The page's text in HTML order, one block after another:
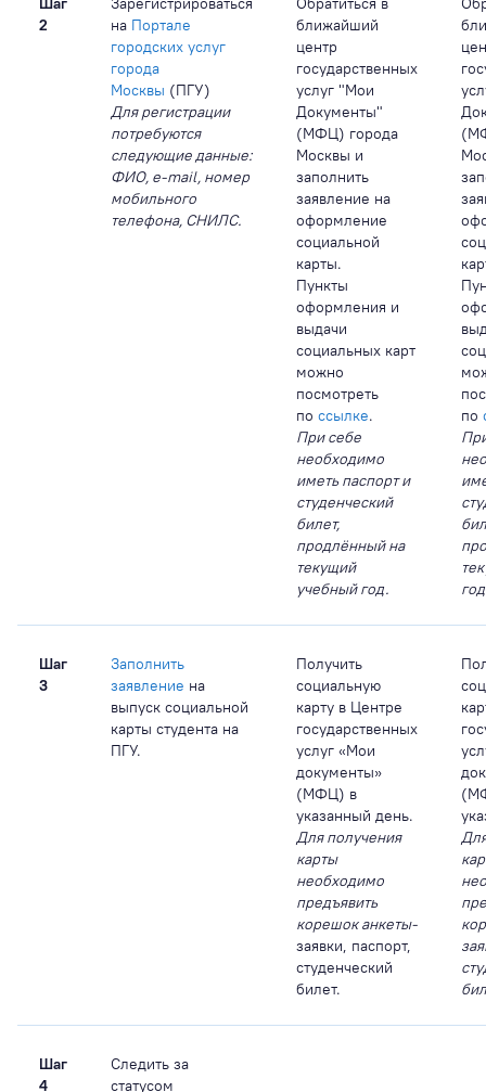
2
на Портале
городских услуг
города
Москвы (ПГУ)
Для регистрации
потребуются
следующие данные:
ФИО, е-mail, номер
мобильного
телефона, СНИЛС.
ближайший
центр
государственных
услуг "Мои
Документы"
(МФЦ) города
Москвы и
заполнить
заявление на
оформление
социальной
карты.
Пункты
оформления и
выдачи
социальных карт
можно
посмотреть
по ссылке.
При себе
необходимо
иметь паспорт и
студенческий
билет,
продлённый на
текущий
учебный год.
по
Шаг
3
Заполнить
заявление на
выпуск социальной
карты студента на
ПГУ.
Получить
социальную
карту в Центре
государственных
услуг «Мои
документы»
(МФЦ) в
указанный день.
Для получения
карты
необходимо
предъявить
корешок анкеты-
заявки, паспорт,
студенческий
билет.
Шаг
4
Следить за
статусом